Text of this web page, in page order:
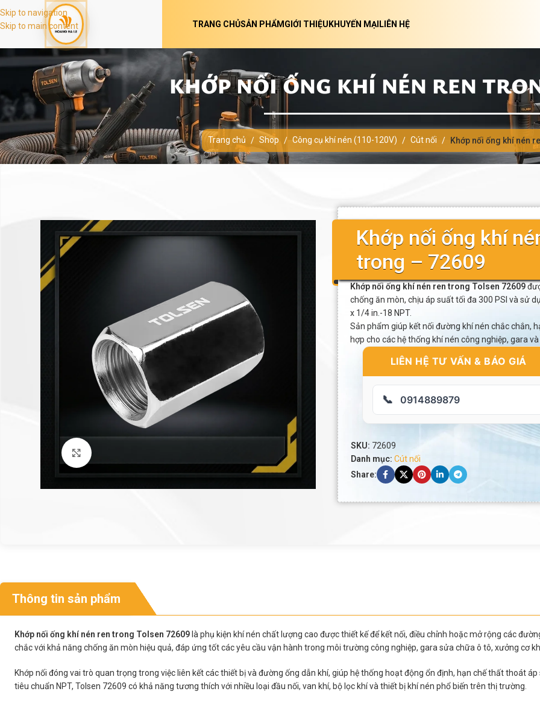
Skip to navigation
Skip to main content
TRANG CHỦSẢN PHẨMGIỚI THIỆUKHUYẾN MẠILIÊN HỆ
KHỚP NỐI ỐNG KHÍ NÉN REN
Trang chủ / Shop / Công cụ khí nén (110-120V) / Cút nối / Khớp nối ống khí nén
Khớp nối ống khí
trong – 72609
Khớp nối ống khí nén ren trong Tolsen 72609
chống ăn mòn, chịu áp suất tối đa 300 PSI và sử
x 1/4 in.-18 NPT.
Sản phẩm giúp kết nối đường khí nén chắc chắn,
hợp cho các hệ thống khí nén công nghiệp, gara
LIÊN HỆ TƯ VẤN & BÁO GIÁ
📞 0914889879
SKU: 72609
Danh mục: Cút nối
Share:
Thông tin sản phẩm
Khớp nối ống khí nén ren trong Tolsen 72609 là phụ kiện khí nén chất lượng cao được thiết kế để kết nối, điều chỉnh hoặc mở rộng các
chắc với khả năng chống ăn mòn hiệu quả, đáp ứng tốt các yêu cầu vận hành trong môi trường công nghiệp, gara sửa chữa ô tô, xưởng cơ
Khớp nối đóng vai trò quan trọng trong việc liên kết các thiết bị và đường ống dẫn khí, giúp hệ thống hoạt động ổn định, hạn chế thất thoát
tiêu chuẩn NPT, Tolsen 72609 có khả năng tương thích với nhiều loại đầu nối, van khí, bộ lọc khí và thiết bị khí nén phổ biến trên thị trường.